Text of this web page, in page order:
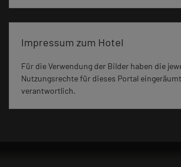
Impressum zum Hotel
Für die Verwendung der Bilder haben die
Nutzungsrechte für dieses Portal
verantwortlich.